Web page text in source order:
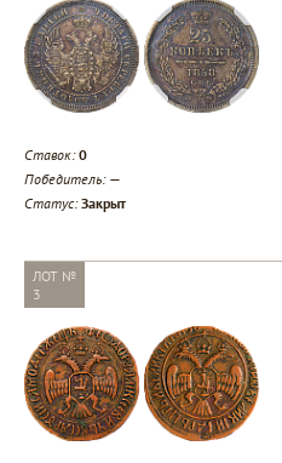
Ставок:0
Победитель: —
Статус:Закрыт
ЛОТ №
3